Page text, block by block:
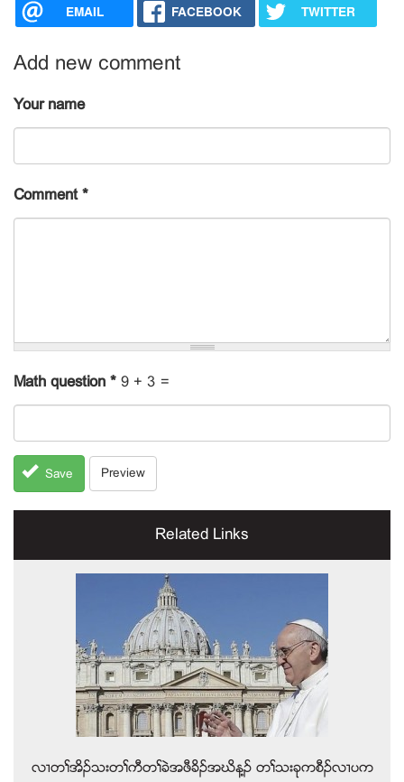
EMAIL FACEBOOK TWITTER
Add new comment
Your name
Comment*
Math question * 9 + 3 =
Save Preview
Related Links
လ႕တႈအိဥသးတႈကီတႈခဲအဖီခိဥအဃိန႔ဥ တႈသးခုကစီဥလ႕ပက